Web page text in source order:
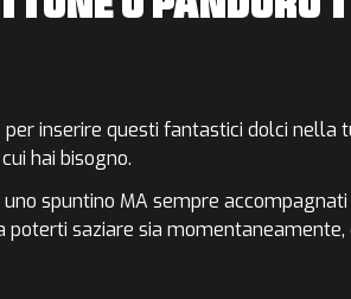
inserire questi fantastici dolci nella
hai bisogno.
spuntino MA sempre
saziare sia momentaneamente,